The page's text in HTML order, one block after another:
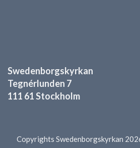
Swedenborgskyrkan
Tegnérlunden 7
111 61 Stockholm
Copyrights Swedenborgskyrkan